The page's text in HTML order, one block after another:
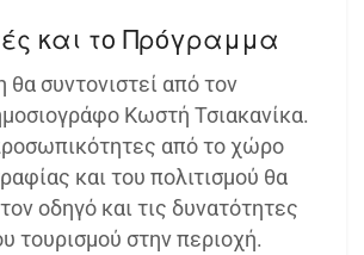
και το Πρόγραμμα
συντονιστεί από τον
Κωστή Τσιακανίκα.
από το χώρο
και του πολιτισμού θα
οδηγό και τις δυνατότητες
τουρισμού στην περιοχή.